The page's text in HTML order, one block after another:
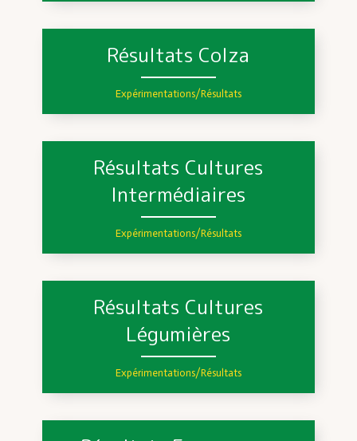
Résultats Colza
Expérimentations/Résultats
Résultats Cultures
Intermédiaires
Expérimentations/Résultats
Résultats Cultures
Légumières
Expérimentations/Résultats